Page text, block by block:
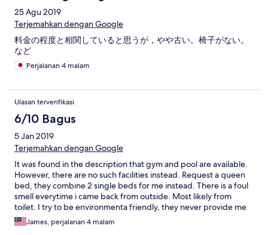
25 Agu 2019
Terjemahkan dengan Google
料金の程度と相関していると思うが，やや古い。椅子がない。
など
Perjalanan 4 malam
Ulasan terverifikasi
6/10 Bagus
5 Jan 2019
Terjemahkan dengan Google
It was found in the description that gym and pool are available.
However, there are no such facilities instead. Request a queen
bed, they combine 2 single beds for me instead. There is a foul
smell everytime i came back from outside. Most likely from
toilet. I try to be environmenta friendly, they never provide me
‘do not disturb’ card. End up cleaning room every day. The is
refreshment available as welcome drink. Cheap breakfast and
James, perjalanan 4 malam